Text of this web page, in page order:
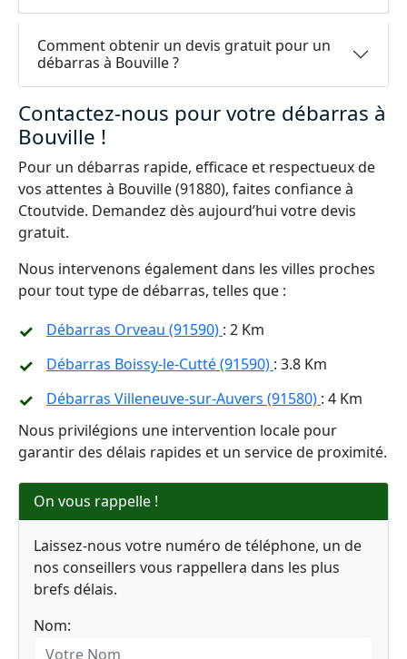
Comment obtenir un devis gratuit pour un
débarras à Bouville ?
Contactez-nous pour votre débarras à
Bouville !
Pour un débarras rapide, efficace et respectueux de
vos attentes à Bouville (91880), faites confiance à
Ctoutvide. Demandez dès aujourd’hui votre devis
gratuit.
Nous intervenons également dans les villes proches
pour tout type de débarras, telles que :
Débarras Orveau (91590) : 2 Km
Débarras Boissy-le-Cutté (91590) : 3.8 Km
Débarras Villeneuve-sur-Auvers (91580) : 4 Km
Nous privilégions une intervention locale pour
garantir des délais rapides et un service de proximité.
On vous rappelle !
Laissez-nous votre numéro de téléphone, un de
nos conseillers vous rappellera dans les plus
brefs délais.
Nom: